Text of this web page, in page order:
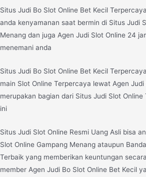
Situs Judi Bo Slot Online Bet Kecil
anda kenyamanan saat bermin di Situs Judi
Menang dan juga Agen Judi Slot Online 24
menemani anda
Situs Judi Bo Slot Online Bet Kecil
main Slot Online Terpercaya lewat Agen
merupakan bagian dari Situs Judi Slot
ini
Situs Judi Slot Online Resmi Uang Asli bisa
Slot Online Gampang Menang ataupun
Terbaik yang memberikan keuntungan
member Agen Judi Bo Slot Online Bet Kecil